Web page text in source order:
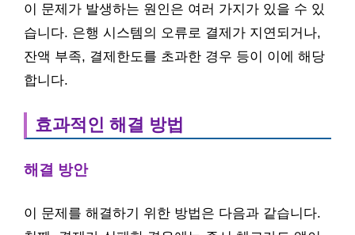
이 문제가 발생하는 원인은 여러 가지가 있을 수 있
습니다. 은행 시스템의 오류로 결제가 지연되거나,
잔액 부족, 결제한도를 초과한 경우 등이 이에 해당
합니다.
효과적인 해결 방법
해결 방안
이 문제를 해결하기 위한 방법은 다음과 같습니다.